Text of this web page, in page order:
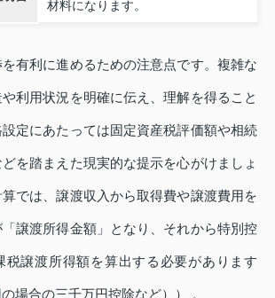
材料になります。
有利に進めるための注意点です。複雑な
利用状況を明確に伝え、理解を得ること
定にあたっては固定資産税評価額や相続
を踏まえた現実的な提示を心がけましょ
では、譲渡収入から取得費や譲渡費用を
譲渡所得金額」となり、それから特別控
税譲渡所得額を算出する必要があります
場合の三千万円控除など）） 。